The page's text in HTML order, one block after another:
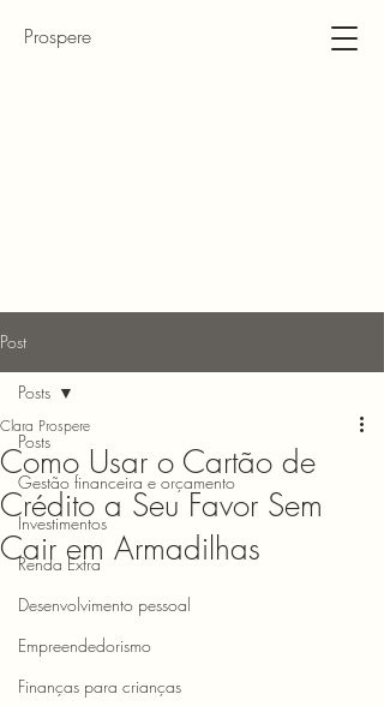
Prospere
Post
Posts
Gestão financeira e orçamento
Investimentos
Renda Extra
Desenvolvimento pessoal
Empreendedorismo
Finanças para crianças
Posts
Como Usar o Cartão de
Crédito a Seu Favor Sem
Cair em Armadilhas
Clara Prospere